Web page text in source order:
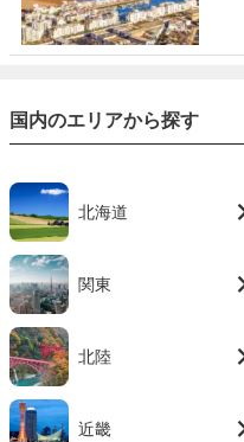
国内のエリアから探す
北海道
関東
北陸
近畿